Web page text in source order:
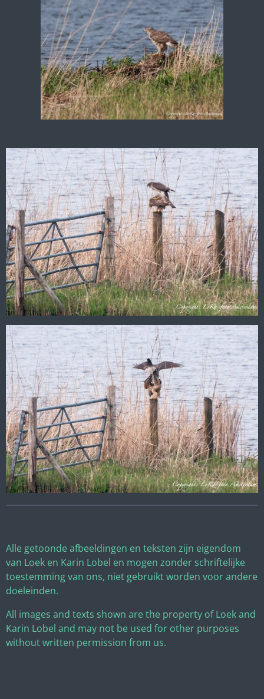
Alle getoonde afbeeldingen en teksten zijn eigendom
van Loek en Karin Lobel en mogen zonder schriftelijke
toestemming van ons, niet gebruikt worden voor andere
doeleinden.
All images and texts shown are the property of Loek and
Karin Lobel and may not be used for other purposes
without written permission from us.